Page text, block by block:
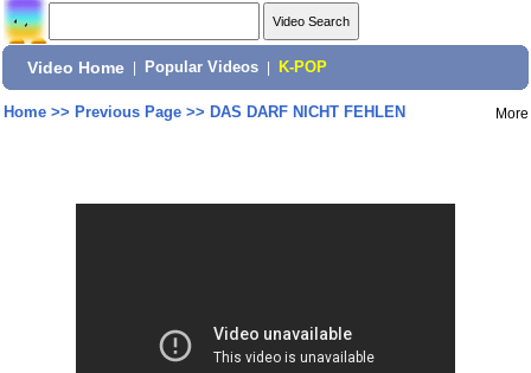
Video Home Popular Videos K-POP
Home>> Previous Page>> DAS DARF NICHT FEHLEN More